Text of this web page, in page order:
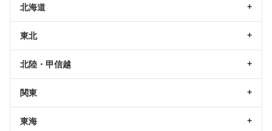
北海道
東北
北陸・甲信越
関東
東海